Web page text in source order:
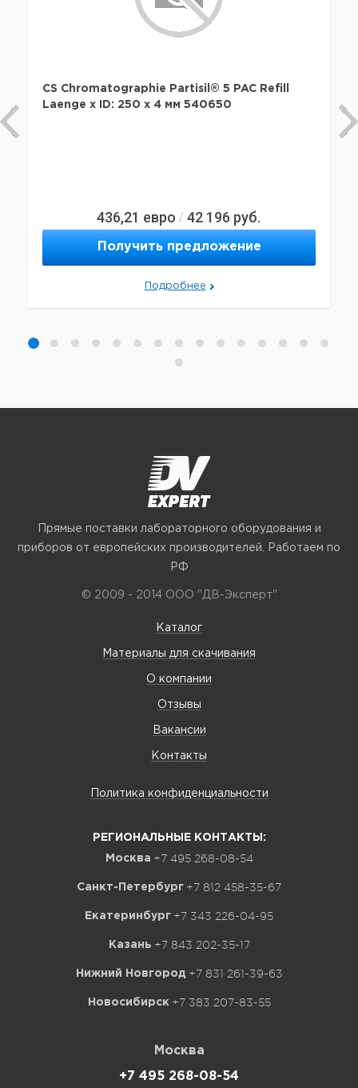
CS Chromatographie Partisil® 5 PAC Refill
Laenge x ID: 250 x 4 мм 540650
436,21 евро / 42 196 руб.
Получить предложение
Подробнее
Прямые поставки лабораторного оборудования и
приборов от европейских производителей. Работаем по
РФ
© 2009 - 2014 ООО "ДВ-Эксперт"
Каталог
Материалы для скачивания
О компании
Отзывы
Вакансии
Контакты
Политика конфиденциальности
РЕГИОНАЛЬНЫЕ КОНТАКТЫ:
Москва +7 495 268-08-54
Санкт-Петербург +7 812 458-35-67
Екатеринбург +7 343 226-04-95
Казань +7 843 202-35-17
Нижний Новгород +7 831 261-39-63
Новосибирск +7 383 207-83-55
Москва
+7 495 268-08-54